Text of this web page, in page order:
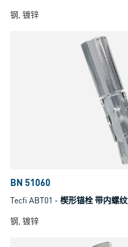
钢, 镀锌
BN 51060
Tecfi ABT01 - 楔形锚栓 带内螺纹
钢, 镀锌